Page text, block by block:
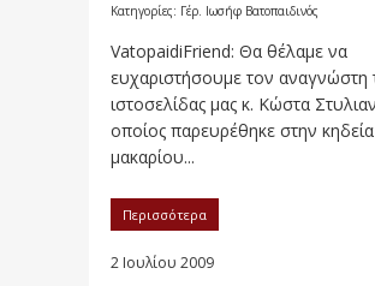
Κατηγορίες: Γέρ. Ιωσήφ Βατοπαιδινός
VatopaidiFriend: Θα θέλαμε να
ευχαριστήσουμε τον αναγνώστη
ιστοσελίδας μας κ. Κώστα
οποίος παρευρέθηκε στην
μακαρίου...
Περισσότερα
2 Ιουλίου 2009